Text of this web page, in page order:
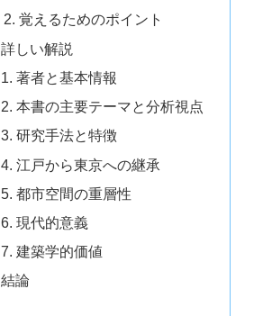
覚えるためのポイント
詳しい解説
1. 著者と基本情報
2. 本書の主要テーマと分析視点
3. 研究手法と特徴
4. 江戸から東京への継承
5. 都市空間の重層性
6. 現代的意義
7. 建築学的価値
結論